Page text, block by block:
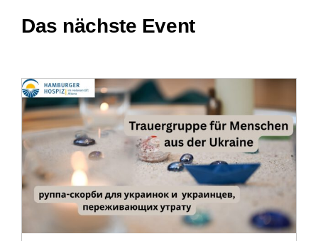
Stellenangebote und Praktika
Downloads
Impressum
Datenschutzerklärung
Das nächste Event